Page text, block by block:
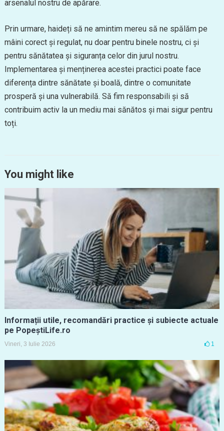
arsenalul nostru de apărare.
Prin urmare, haideți să ne amintim mereu să ne spălăm pe
mâini corect și regulat, nu doar pentru binele nostru, ci și
pentru sănătatea și siguranța celor din jurul nostru.
Implementarea și menținerea acestei practici poate face
diferența dintre sănătate și boală, dintre o comunitate
prosperă și una vulnerabilă. Să fim responsabili și să
contribuim activ la un mediu mai sănătos și mai sigur pentru
toți.
You might like
Informații utile, recomandări practice și subiecte actuale
pe PopeștiLife.ro
Vineri, 3 Iulie 2026 1